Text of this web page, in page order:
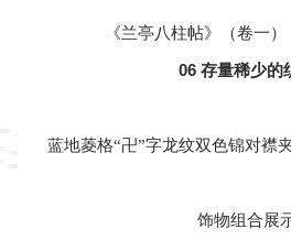
《兰亭八柱帖》（卷一
06 存量稀少的
蓝地菱格“卍”字龙纹双色锦对襟
饰物组合展